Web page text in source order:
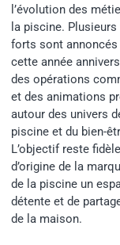
l’évolution des
la piscine.
forts sont annoncés
cette année
des opérations
et des animations
autour des univers
piscine et du bien-
L’objectif reste
d’origine de la
de la piscine un
détente et de
de la maison.